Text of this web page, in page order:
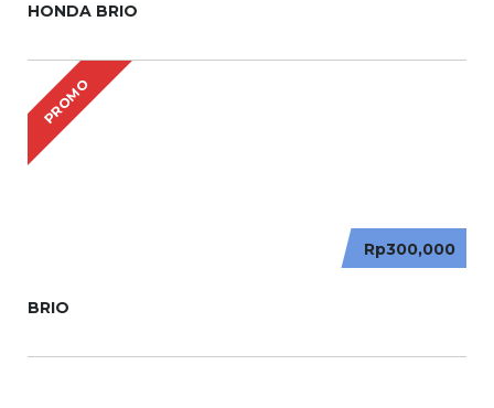
HONDA BRIO
PROMO
Rp300,000
BRIO